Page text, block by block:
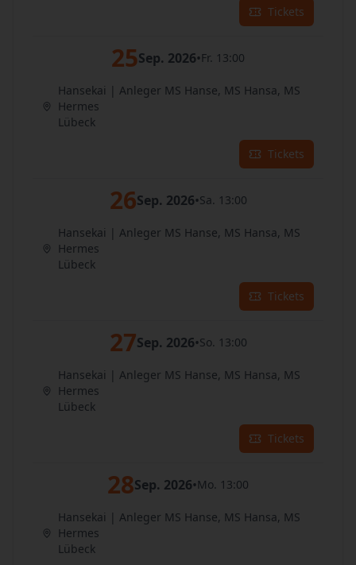
Tickets
25Sep. 2026•Fr. 13:00
Hansekai | Anleger MS Hanse, MS Hansa, MS
Hermes
Lübeck
Tickets
26Sep. 2026•Sa. 13:00
Hansekai | Anleger MS Hanse, MS Hansa, MS
Hermes
Lübeck
Tickets
27Sep. 2026•So. 13:00
Hansekai | Anleger MS Hanse, MS Hansa, MS
Hermes
Lübeck
Tickets
28Sep. 2026•Mo. 13:00
Hansekai | Anleger MS Hanse, MS Hansa, MS
Hermes
Lübeck